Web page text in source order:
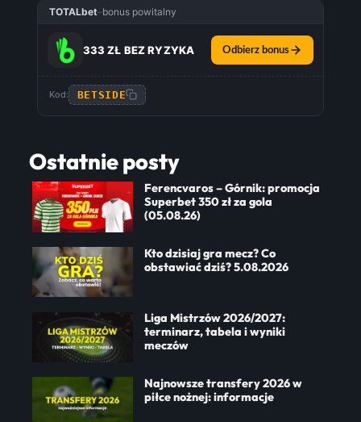
TOTALbet–bonus powitalny
333 ZŁ BEZ RYZYKA Odbierz bonus
Kod: BETSIDE
Ostatnie posty
Ferencvaros – Górnik: promocja
Superbet 350 zł za gola
(05.08.26)
Kto dzisiaj gra mecz? Co
obstawiać dziś? 5.08.2026
Liga Mistrzów 2026/2027:
terminarz, tabela i wyniki
meczów
Najnowsze transfery 2026 w
piłce nożnej: informacje